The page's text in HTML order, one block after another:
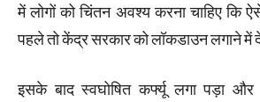
में लोगों को चिंतन अवश्य करना चाहिए कि
पहले तो केंद्र सरकार को लॉकडाउन लगाने में
इसके बाद स्वघोषित कर्फ्यू लगा पड़ा